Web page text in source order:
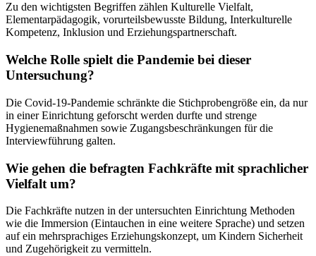
Zu den wichtigsten Begriffen zählen Kulturelle Vielfalt,
Elementarpädagogik, vorurteilsbewusste Bildung, Interkulturelle
Kompetenz, Inklusion und Erziehungspartnerschaft.
Welche Rolle spielt die Pandemie bei dieser
Untersuchung?
Die Covid-19-Pandemie schränkte die Stichprobengröße ein, da nur
in einer Einrichtung geforscht werden durfte und strenge
Hygienemaßnahmen sowie Zugangsbeschränkungen für die
Interviewführung galten.
Wie gehen die befragten Fachkräfte mit sprachlicher
Vielfalt um?
Die Fachkräfte nutzen in der untersuchten Einrichtung Methoden
wie die Immersion (Eintauchen in eine weitere Sprache) und setzen
auf ein mehrsprachiges Erziehungskonzept, um Kindern Sicherheit
und Zugehörigkeit zu vermitteln.